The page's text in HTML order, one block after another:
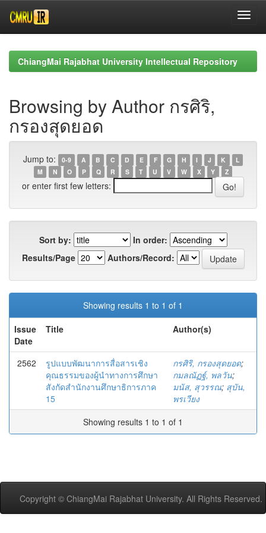
navigationChiangMai Rajabhat University Intellectual Repository
Browsing by Author กรศิริ,
กรองสุดยอด
Jump to: 0-9 A B C D E F G H I J K
L
M
N O P Q R S T U V W X Y Z
or enter first few letters:
Sort by:
In order:
Results/Page
Authors/Record:
Showing results 1 to 1 of 1
Issue
Date
Title Author(s)
2562
รูปแบบพัฒนาการสื่อสารเชิง
คุณธรรมของผู้นำทางการศึกษา
สังกัดสำนักงานศึกษาธิการภาค
15
กรศิริ, กรองสุดยอด;
กมลณัฏฐ์, พลวัน;
มนัส, สุวรรณ; สุบัน,
พรเวียง
Showing results 1 to 1 of 1
Copyright © ChiangMai Rajabhat University. All Rights Reserved.